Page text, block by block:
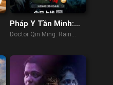
Pháp Y Tần Minh:
Bản Hoà Tấu Trong
Doctor Qin Ming: Rain